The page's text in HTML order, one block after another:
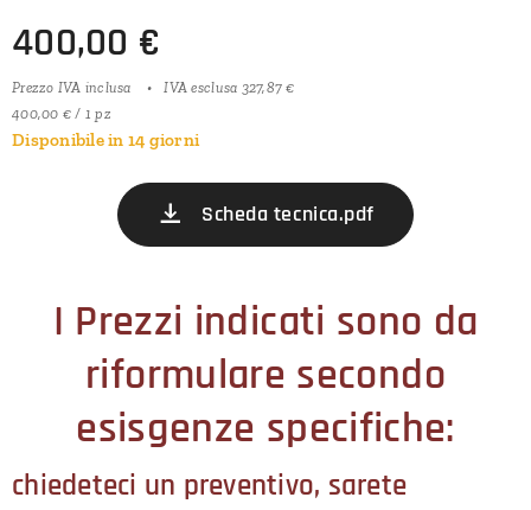
400,00 €
Prezzo IVA inclusa
IVA esclusa 327,87 €
400,00 € / 1 pz
Disponibile in 14 giorni
Scheda tecnica.pdf
I Prezzi indicati sono da
riformulare secondo
esisgenze specifiche:
chiedeteci un preventivo, sarete